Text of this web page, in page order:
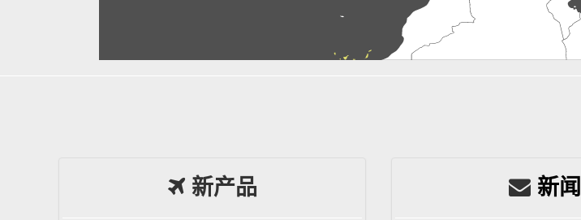
新产品 新闻